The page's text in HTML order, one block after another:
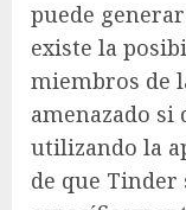
puede
existe la
miembros de
amenazado si
utilizando la
de que Tinder